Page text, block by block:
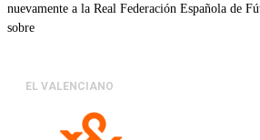
nuevamente a la Real Federación Española de
sobre
EL VALENCIANO